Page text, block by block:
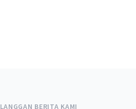
LANGGAN BERITA KAMI